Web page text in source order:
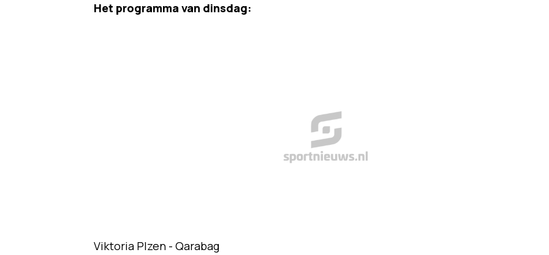
Het programma van dinsdag:
Viktoria Plzen - Qarabag